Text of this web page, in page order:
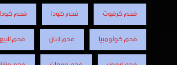
فحم كرفوت
فحم كودا
فحم
فحم كولومبيا
فحم لبنان
فحم للبيع